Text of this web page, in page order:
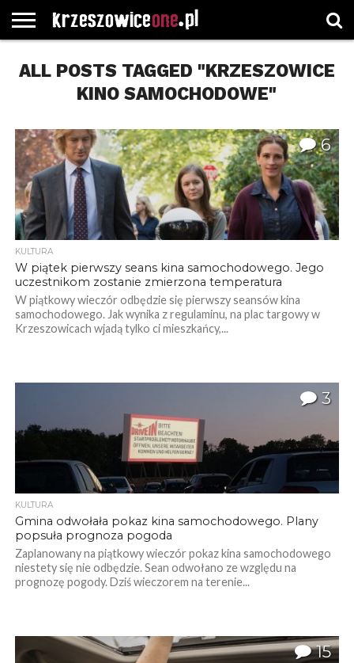
GŁÓWNA
WYBORY
SAMORZĄDOWE
WYBIERZ
KATEGORIE
ROZKŁADY
JAZDY
GREGORCZYK
WATCH
KONTAKT
ALL POSTS TAGGED "KRZESZOWICE
KINO SAMOCHODOWE"
6
KULTURA
W piątek pierwszy seans kina samochodowego. Jego
uczestnikom zostanie zmierzona temperatura
W piątkowy wieczór odbędzie się pierwszy seansów kina
samochodowego. Jak wynika z regulaminu, na plac targowy w
Krzeszowicach wjadą tylko ci mieszkańcy,...
3
KULTURA
Gmina odwołała pokaz kina samochodowego. Plany
popsuła prognoza pogoda
Zaplanowany na piątkowy wieczór pokaz kina samochodowego
niestety się nie odbędzie. Sean odwołano ze względu na
prognozę pogody. Dziś wieczorem na terenie...
15